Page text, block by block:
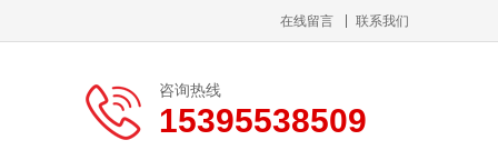
在线留言 联系我们
咨询热线
15395538509